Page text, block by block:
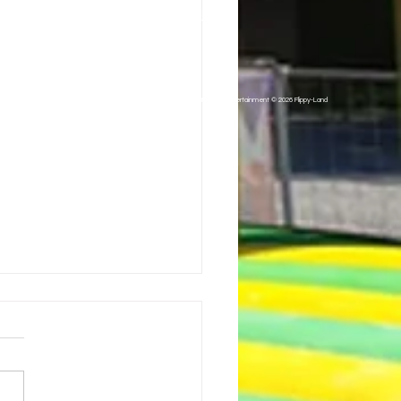
Nachdruck - auch auszugsweise, nicht gestattet. Copyright Family Entertainment © 2026 Flippy-Land